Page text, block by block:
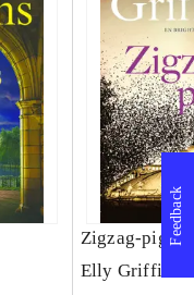
Zigzag-pigen
Elly Griffiths
Feedback